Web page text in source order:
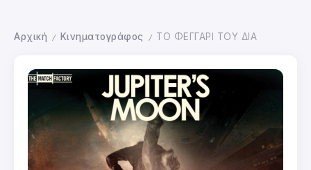
Αρχική / Κινηματογράφος / ΤΟ ΦΕΓΓΑΡΙ ΤΟΥ ΔΙΑ